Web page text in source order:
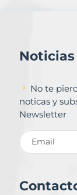
Noticias
No te
noticas y
Newsletter